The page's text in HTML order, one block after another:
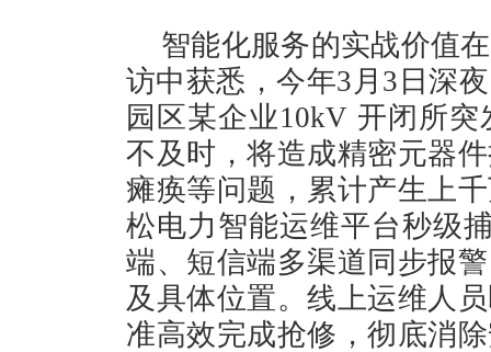
智能化服务的实战价值
访中获悉，今年3月3日深
园区某企业10kV 开闭所
不及时，将造成精密元器
瘫痪等问题，累计产生上
松电力智能运维平台秒级
端、短信端多渠道同步报
及具体位置。线上运维人
准高效完成抢修，彻底消